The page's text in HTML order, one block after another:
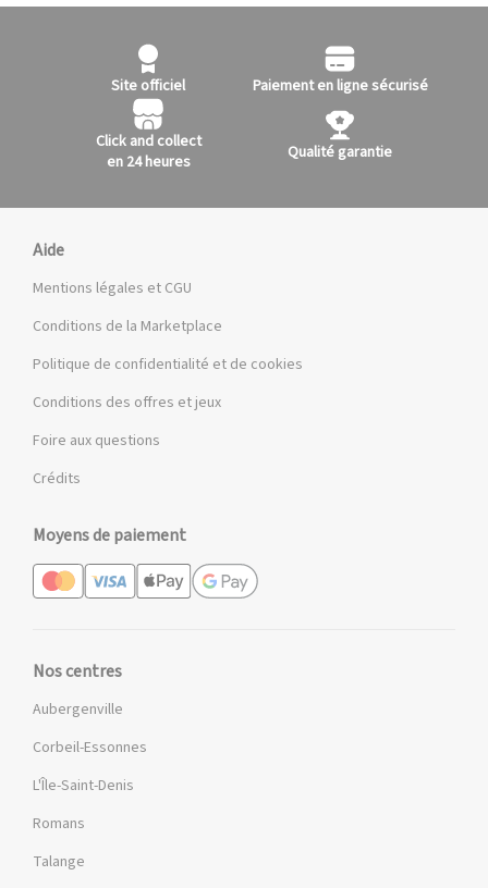
Site officiel Paiement en ligne sécurisé
Click and collect
en 24 heures
Qualité garantie
Aide
Mentions légales et CGU
Conditions de la Marketplace
Politique de confidentialité et de cookies
Conditions des offres et jeux
Foire aux questions
Crédits
Moyens de paiement
Nos centres
Aubergenville
Corbeil-Essonnes
L'Île-Saint-Denis
Romans
Talange